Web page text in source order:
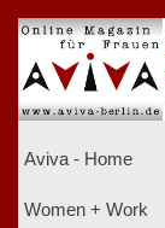
Aviva - Home
Women + Work